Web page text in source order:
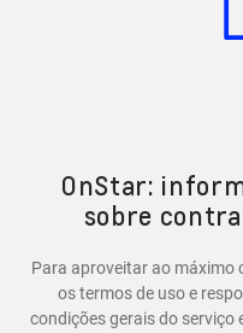
recursos de segurança,
e desbloquear as
OnStar:
sobre
Para aproveitar ao máximo
os termos de uso e
condições gerais do serviço